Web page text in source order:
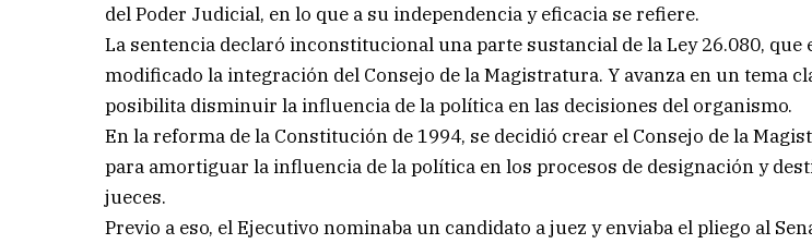
del Poder Judicial, en lo que a su independencia y eficacia se refiere.
La sentencia declaró inconstitucional una parte sustancial de la Ley 26.080, que
modificado la integración del Consejo de la Magistratura. Y avanza en un tema
posibilita disminuir la influencia de la política en las decisiones del organismo.
En la reforma de la Constitución de 1994, se decidió crear el Consejo de la
para amortiguar la influencia de la política en los procesos de designación y
jueces.
Previo a eso, el Ejecutivo nominaba un candidato a juez y enviaba el pliego al